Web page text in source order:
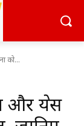
को...
श्रेयस